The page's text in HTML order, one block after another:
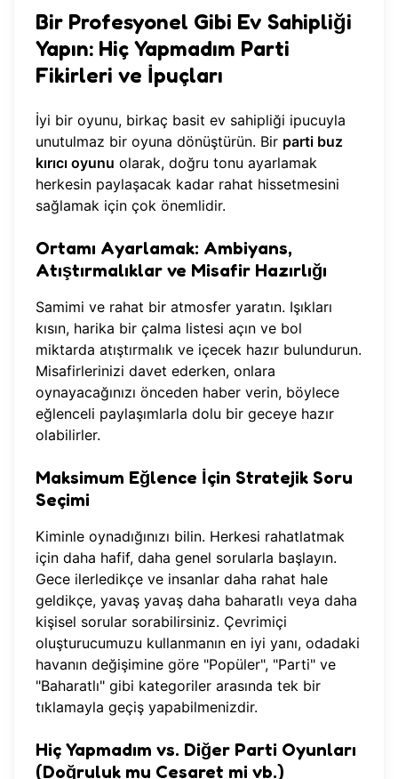
Bir Profesyonel Gibi Ev Sahipliği
Yapın: Hiç Yapmadım Parti
Fikirleri ve İpuçları
İyi bir oyunu, birkaç basit ev sahipliği ipucuyla
unutulmaz bir oyuna dönüştürün. Bir parti buz
kırıcı oyunu olarak, doğru tonu ayarlamak
herkesin paylaşacak kadar rahat hissetmesini
sağlamak için çok önemlidir.
Ortamı Ayarlamak: Ambiyans,
Atıştırmalıklar ve Misafir Hazırlığı
Samimi ve rahat bir atmosfer yaratın. Işıkları
kısın, harika bir çalma listesi açın ve bol
miktarda atıştırmalık ve içecek hazır bulundurun.
Misafirlerinizi davet ederken, onlara
oynayacağınızı önceden haber verin, böylece
eğlenceli paylaşımlarla dolu bir geceye hazır
olabilirler.
Maksimum Eğlence İçin Stratejik Soru
Seçimi
Kiminle oynadığınızı bilin. Herkesi rahatlatmak
için daha hafif, daha genel sorularla başlayın.
Gece ilerledikçe ve insanlar daha rahat hale
geldikçe, yavaş yavaş daha baharatlı veya daha
kişisel sorular sorabilirsiniz. Çevrimiçi
oluşturucumuzu kullanmanın en iyi yanı, odadaki
havanın değişimine göre "Popüler", "Parti" ve
"Baharatlı" gibi kategoriler arasında tek bir
tıklamayla geçiş yapabilmenizdir.
Hiç Yapmadım vs. Diğer Parti Oyunları
(Doğruluk mu Cesaret mi vb.)